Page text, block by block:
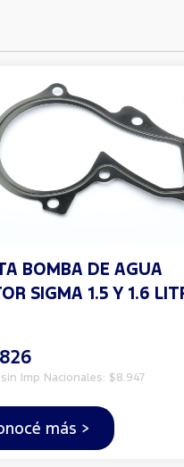
BOMBA DE AGUA
SIGMA 1.5 Y 1.6
Imp Nacionales: $8.947
más >